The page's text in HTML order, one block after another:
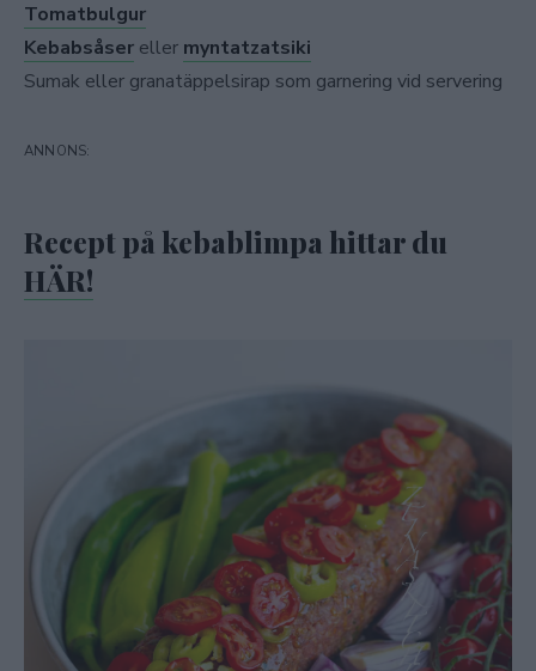
Tomatbulgur
Kebabsåser eller myntatzatsiki
Sumak eller granatäppelsirap som garnering vid servering
Recept på kebablimpa hittar du
HÄR!